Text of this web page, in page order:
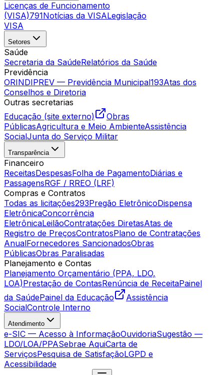
Licenças de Funcionamento
(VISA)791Notícias da VISALegislação
VISA
Setores
Saúde
Secretaria da SaúdeRelatórios da Saúde
Previdência
ORINDIPREV — Previdência Municipal193Atas dos
Conselhos e Diretoria
Outras secretarias
Educação (site externo)
Obras
PúblicasAgricultura e Meio AmbienteAssistência
SocialJunta do Serviço Militar
Transparência
Financeiro
ReceitasDespesasFolha de PagamentoDiárias e
PassagensRGF / RREO (LRF)
Compras e Contratos
Todas as licitações293Pregão EletrônicoDispensa
EletrônicaConcorrência
EletrônicaLeilãoContratações DiretasAtas de
Registro de PreçosContratosPlano de Contratações
AnualFornecedores SancionadosObras
PúblicasObras Paralisadas
Planejamento e Contas
Planejamento Orçamentário (PPA, LDO,
LOA)Prestação de ContasRenúncia de ReceitaPainel
da SaúdePainel da Educação
Assistência
SocialControle Interno
Atendimento
e-SIC — Acesso à InformaçãoOuvidoriaSugestão —
LDO/LOA/PPASebrae AquiCarta de
ServiçosPesquisa de SatisfaçãoLGPD e
Acessibilidade